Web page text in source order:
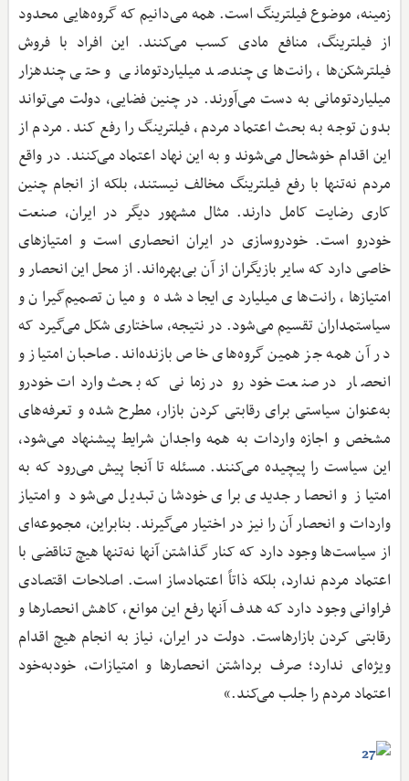
زمینه، موضوع فیلترینگ است. همه می‌دانیم که گروه‌هایی محدود
از فیلترینگ، منافع مادی کسب می‌کنند. این افراد با فروش
فیلترشکن‌ها، رانت‌های چندصد میلیاردتومانی و حتی چندهزار
میلیارد‌تومانی به دست می‌آورند. در چنین فضایی، دولت می‌تواند
بدون توجه به بحث اعتماد مردم، فیلترینگ را رفع کند. مردم از
این اقدام خوشحال می‌شوند و به این نهاد اعتماد می‌کنند. در واقع
مردم نه‌تنها با رفع فیلترینگ مخالف نیستند، بلکه از انجام چنین
کاری رضایت کامل دارند. مثال مشهور دیگر در ایران، صنعت
خودرو است. خودروسازی در ایران انحصاری است و امتیازهای
خاصی دارد که سایر بازیگران از آن بی‌بهره‌اند. از محل این انحصار و
امتیازها، رانت‌های میلیاردی ایجاد شده و میان تصمیم‌گیران و
سیاستمداران تقسیم می‌شود. در نتیجه، ساختاری شکل می‌گیرد که
در آن همه جز همین گروه‌های خاص بازنده‌اند. صاحبان امتیاز و
انحصار در صنعت خودرو در زمانی که بحث واردات خودرو
به‌عنوان سیاستی برای رقابتی کردن بازار، مطرح شده و تعرفه‌های
مشخص و اجازه واردات به همه واجدان شرایط پیشنهاد می‌شود،
این سیاست را پیچیده می‌کنند. مسئله تا آنجا پیش می‌رود که به
امتیاز و انحصار جدیدی برای خودشان تبدیل می‌شود و امتیاز
واردات و انحصار آن را نیز در اختیار می‌گیرند. بنابراین، مجموعه‌ای
از سیاست‌ها وجود دارد که کنار گذاشتن آنها نه‌تنها هیچ تناقضی با
اعتماد مردم ندارد، بلکه ذاتاً اعتمادساز است. اصلاحات اقتصادی
فراوانی وجود دارد که هدف آنها رفع این موانع، کاهش انحصارها و
رقابتی کردن بازارهاست. دولت در ایران، نیاز به انجام هیچ اقدام
ویژه‌ای ندارد؛ صرف برداشتن انحصارها و امتیازات، خودبه‌خود
اعتماد مردم را جلب می‌کند.»